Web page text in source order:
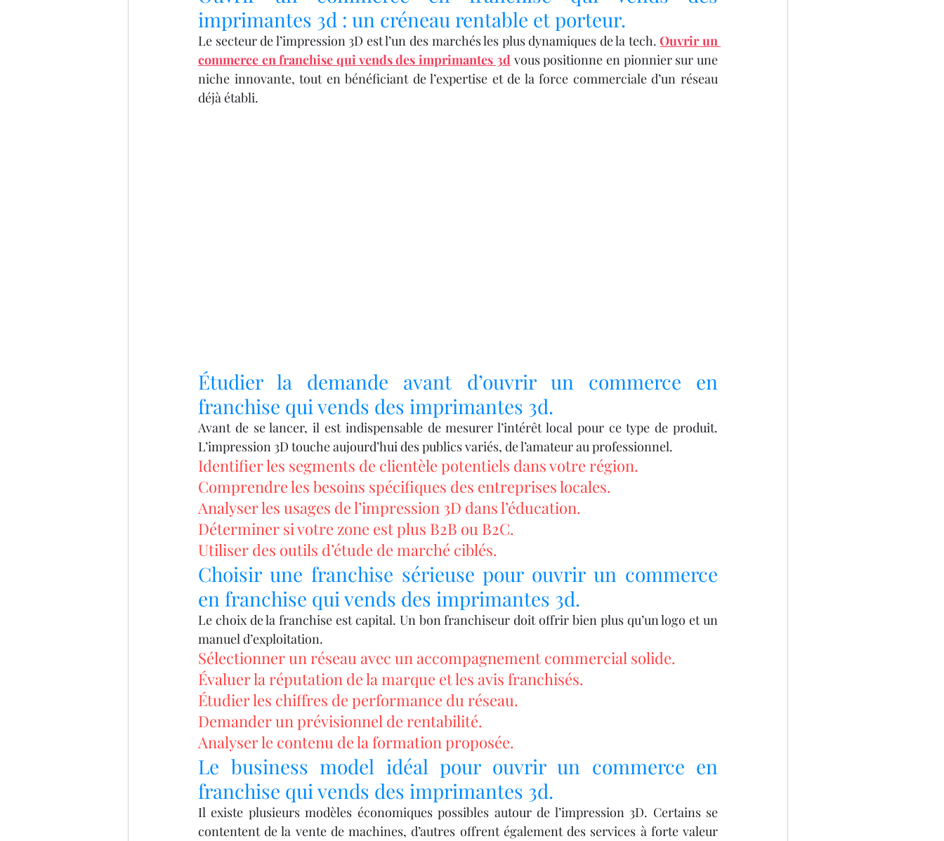
imprimante 3D professionelle Impression à la Demande SCANNER 3D SCANNER 3D
imprimantes 3d : un créneau rentable et porteur.
Le secteur de l’impression 3D est l’un des marchés les plus dynamiques de la tech. Ouvrir un
commerce en franchise qui vends des imprimantes 3d vous positionne en pionnier sur une
niche innovante, tout en bénéficiant de l’expertise et de la force commerciale d’un réseau
déjà établi.
Étudier la demande avant d’ouvrir un commerce en
franchise qui vends des imprimantes 3d.
Avant de se lancer, il est indispensable de mesurer l’intérêt local pour ce type de produit.
L’impression 3D touche aujourd’hui des publics variés, de l’amateur au professionnel.
Identifier les segments de clientèle potentiels dans votre région.
Comprendre les besoins spécifiques des entreprises locales.
Analyser les usages de l’impression 3D dans l’éducation.
Déterminer si votre zone est plus B2B ou B2C.
Utiliser des outils d’étude de marché ciblés.
Choisir une franchise sérieuse pour ouvrir un commerce
en franchise qui vends des imprimantes 3d.
Le choix de la franchise est capital. Un bon franchiseur doit offrir bien plus qu’un logo et un
manuel d’exploitation.
Sélectionner un réseau avec un accompagnement commercial solide.
Évaluer la réputation de la marque et les avis franchisés.
Étudier les chiffres de performance du réseau.
Demander un prévisionnel de rentabilité.
Analyser le contenu de la formation proposée.
Le business model idéal pour ouvrir un commerce en
franchise qui vends des imprimantes 3d.
Il existe plusieurs modèles économiques possibles autour de l’impression 3D. Certains se
contentent de la vente de machines, d’autres offrent également des services à forte valeur